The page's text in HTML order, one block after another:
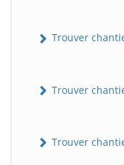
Trouver
Trouver
Trouver